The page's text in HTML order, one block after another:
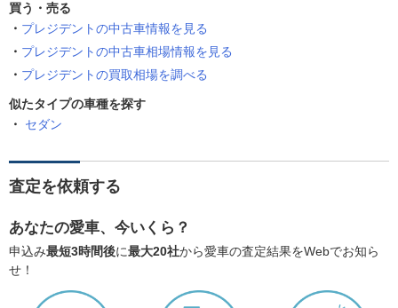
買う・売る
プレジデントの中古車情報を見る
プレジデントの中古車相場情報を見る
プレジデントの買取相場を調べる
似たタイプの車種を探す
セダン
査定を依頼する
あなたの愛車、今いくら？
申込み最短3時間後に最大20社から愛車の査定結果をWebでお知ら
せ！